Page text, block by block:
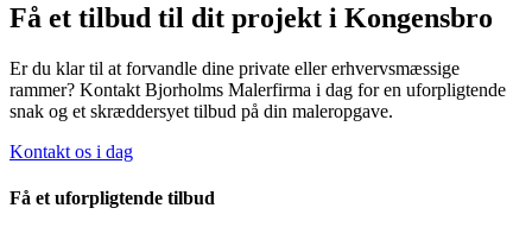
Få et tilbud til dit projekt i Kongensbro
Er du klar til at forvandle dine private eller erhvervsmæssige
rammer? Kontakt Bjorholms Malerfirma i dag for en uforpligtende
snak og et skræddersyet tilbud på din maleropgave.
Kontakt os i dag
Få et uforpligtende tilbud